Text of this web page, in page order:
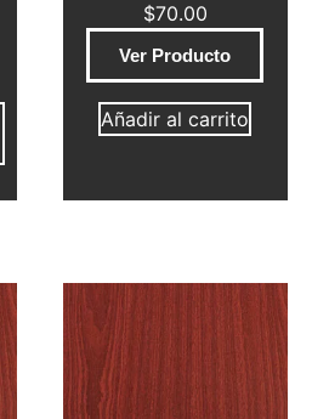
$70.00
Ver Producto
Añadir al carrito